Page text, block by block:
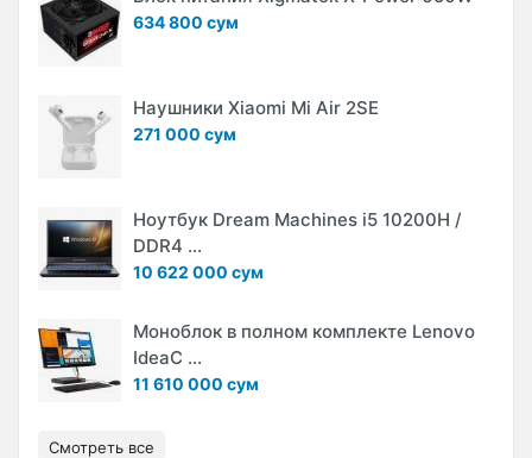
634 800 сум
Наушники Xiaomi Mi Air 2SE
271 000 сум
Ноутбук Dream Machines i5 10200H /
DDR4 ...
10 622 000 сум
Моноблок в полном комплекте Lenovo
IdeaC ...
11 610 000 сум
Смотреть все